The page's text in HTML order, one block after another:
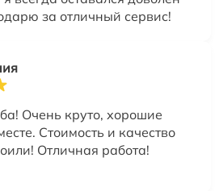
за отличный сервис!
Очень круто, хорошие
Стоимость и качество
Отличная работа!